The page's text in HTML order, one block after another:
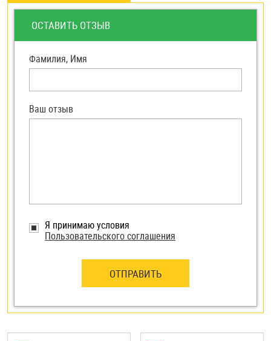
ОСТАВИТЬ ОТЗЫВ
Фамилия, Имя
Я принимаю условия
Пользовательского соглашения
ОТПРАВИТЬ
Ваш отзыв